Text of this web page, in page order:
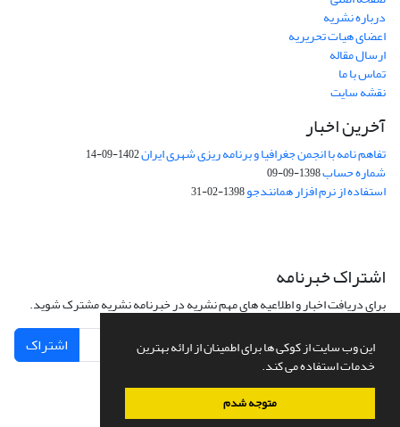
این وب سایت از کوکی ها برای اطمینان از ارائه بهترین
خدمات استفاده می کند.
متوجه شدم
درباره نشریه
اعضای هیات تحریریه
ارسال مقاله
تماس با ما
نقشه سایت
آخرین اخبار
تفاهم نامه با انجمن جغرافیا و برنامه ریزی شهری ایران1402-09-14
شماره حساب1398-09-09
استفاده از نرم افزار همانندجو1398-02-31
اشتراک خبرنامه
برای دریافت اخبار و اطلاعیه های مهم نشریه در خبرنامه نشریه مشترک شوید.
اشتراک
سامانه مدیریت نشریات علمی.طراحی و پیاده سازی ازسیناوب